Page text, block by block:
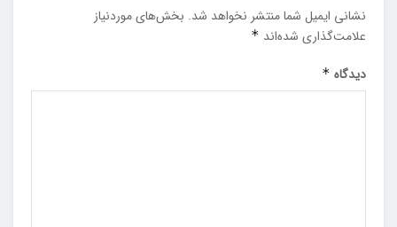
نشانی ایمیل شما منتشر نخواهد شد. بخش‌های موردنیاز
علامت‌گذاری شده‌اند *
دیدگاه *